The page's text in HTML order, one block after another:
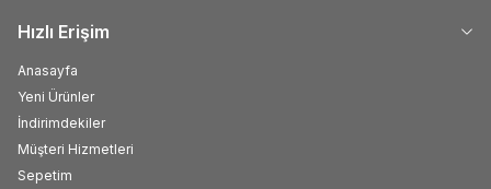
Hızlı Erişim
Anasayfa
Yeni Ürünler
İndirimdekiler
Müşteri Hizmetleri
Sepetim